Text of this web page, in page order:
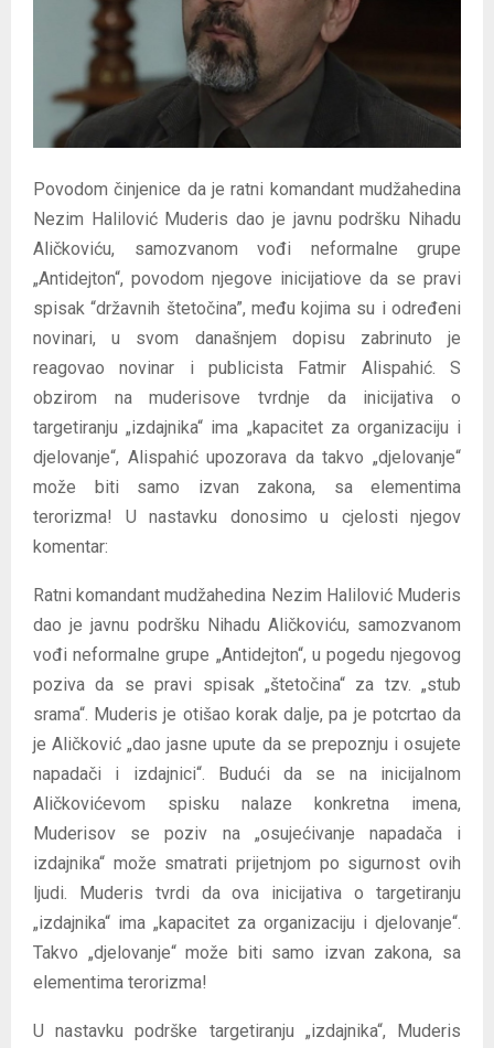
Povodom činjenice da je ratni komandant mudžahedina
Nezim Halilović Muderis dao je javnu podršku Nihadu
Aličkoviću, samozvanom vođi neformalne grupe
„Antidejton“, povodom njegove inicijatiove da se pravi
spisak “državnih štetočina”, među kojima su i određeni
novinari, u svom današnjem dopisu zabrinuto je
reagovao novinar i publicista Fatmir Alispahić. S
obzirom na muderisove tvrdnje da inicijativa o
targetiranju „izdajnika“ ima „kapacitet za organizaciju i
djelovanje“, Alispahić upozorava da takvo „djelovanje“
može biti samo izvan zakona, sa elementima
terorizma! U nastavku donosimo u cjelosti njegov
komentar:
Ratni komandant mudžahedina Nezim Halilović Muderis
dao je javnu podršku Nihadu Aličkoviću, samozvanom
vođi neformalne grupe „Antidejton“, u pogedu njegovog
poziva da se pravi spisak „štetočina“ za tzv. „stub
srama“. Muderis je otišao korak dalje, pa je potcrtao da
je Aličković „dao jasne upute da se prepoznju i osujete
napadači i izdajnici“. Budući da se na inicijalnom
Aličkovićevom spisku nalaze konkretna imena,
Muderisov se poziv na „osujećivanje napadača i
izdajnika“ može smatrati prijetnjom po sigurnost ovih
ljudi. Muderis tvrdi da ova inicijativa o targetiranju
„izdajnika“ ima „kapacitet za organizaciju i djelovanje“.
Takvo „djelovanje“ može biti samo izvan zakona, sa
elementima terorizma!
U nastavku podrške targetiranju „izdajnika“, Muderis